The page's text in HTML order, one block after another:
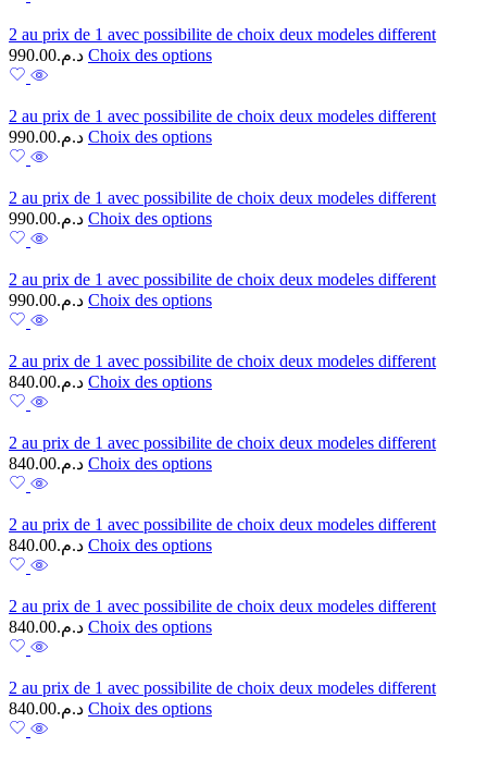
2 au prix de 1 avec possibilite de choix deux modeles different
د.م.990.00 Choix des options
2 au prix de 1 avec possibilite de choix deux modeles different
د.م.990.00 Choix des options
2 au prix de 1 avec possibilite de choix deux modeles different
د.م.990.00 Choix des options
2 au prix de 1 avec possibilite de choix deux modeles different
د.م.990.00 Choix des options
2 au prix de 1 avec possibilite de choix deux modeles different
د.م.840.00 Choix des options
2 au prix de 1 avec possibilite de choix deux modeles different
د.م.840.00 Choix des options
2 au prix de 1 avec possibilite de choix deux modeles different
د.م.840.00 Choix des options
2 au prix de 1 avec possibilite de choix deux modeles different
د.م.840.00 Choix des options
2 au prix de 1 avec possibilite de choix deux modeles different
د.م.840.00 Choix des options